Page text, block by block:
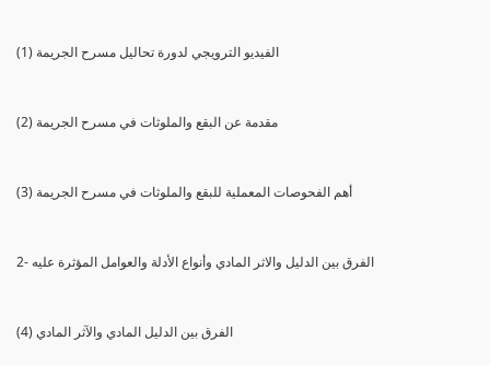
(1) الفيديو الترويجي لدورة تحاليل مسرح الجريمة
(2) مقدمة عن البقع والملوثات في مسرح الجريمة
(3) أهم الفحوصات المعملية للبقع والملوثات في مسرح الجريمة
2- الفرق بين الدليل والاثر المادي وأنواع الأدلة والعوامل المؤثرة عليه
(4) الفرق بين الدليل المادي والآثر المادي